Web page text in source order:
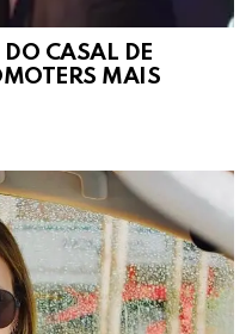
CASAL DE
MAIS